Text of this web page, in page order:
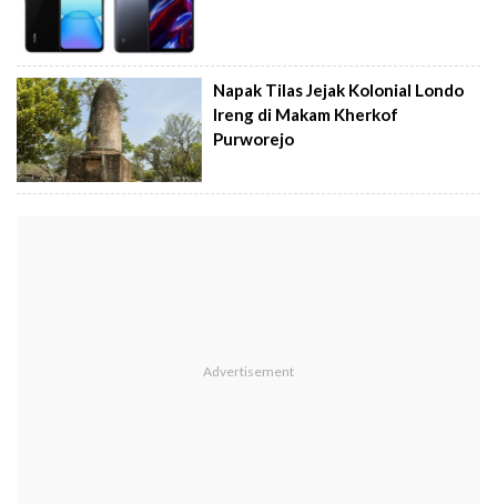
Napak Tilas Jejak Kolonial Londo
Ireng di Makam Kherkof
Purworejo